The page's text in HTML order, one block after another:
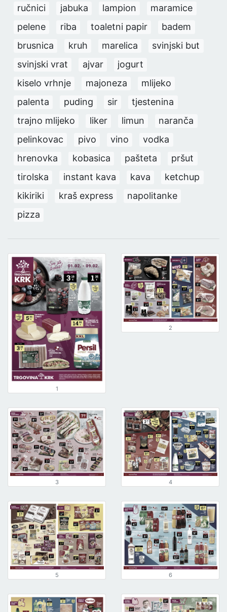
ručnici
jabuka lampion
maramice
pelene
riba toaletni papir
badem
brusnica
kruh marelica
svinjski but
svinjski vrat
ajvar
jogurt
kiselo vrhnje
majoneza
mlijeko
palenta
puding sir
tjestenina
trajno mlijeko
liker limun
naranča
pelinkovac
pivo vino
vodka
hrenovka
kobasica pašteta
pršut
tirolska
instant kava kava
ketchup
kikiriki
kraš express
napolitanke
pizza
1
2
3 4
5 6